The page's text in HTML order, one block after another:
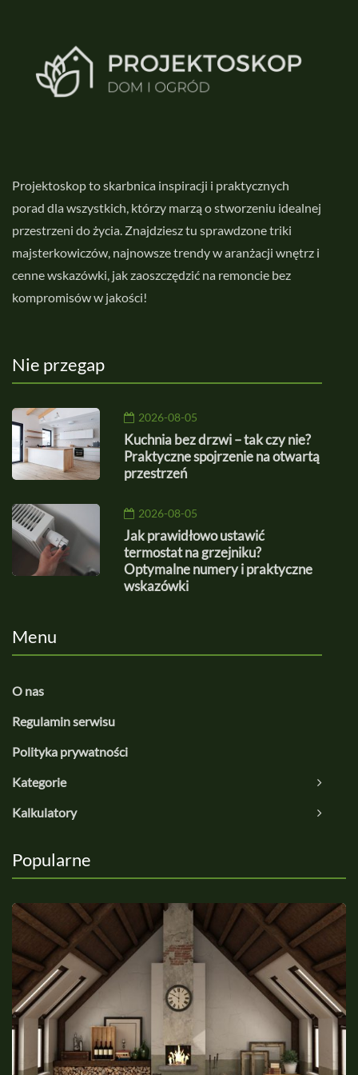
Projektoskop to skarbnica inspiracji i praktycznych
porad dla wszystkich, którzy marzą o stworzeniu idealnej
przestrzeni do życia. Znajdziesz tu sprawdzone triki
majsterkowiczów, najnowsze trendy w aranżacji wnętrz i
cenne wskazówki, jak zaoszczędzić na remoncie bez
kompromisów w jakości!
Nie przegap
2026-08-05
Kuchnia bez drzwi – tak czy nie?
Praktyczne spojrzenie na otwartą
przestrzeń
2026-08-05
Jak prawidłowo ustawić
termostat na grzejniku?
Optymalne numery i praktyczne
wskazówki
Menu
O nas
Regulamin serwisu
Polityka prywatności
Kategorie
Kalkulatory
Popularne